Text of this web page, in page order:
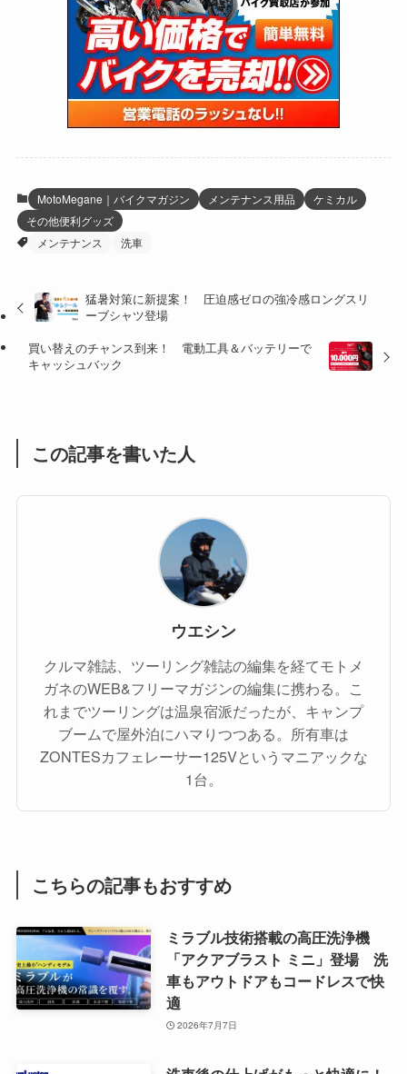
(12)
(63)
(109)
(47)
(15)
(5)
(6)
(17)
(5)
(131)
(21)
(61)
(98)
(13)
(60)
(274)
(171)
(38)
(47)
(59)
(47)
(204)
(34)
(35)
(41)
(19)
(12)
(16)
(20)
(16)
(1)
MotoMegane｜バイクマガジン メンテナンス用品
ケミカル
その他便利グッズ
メンテナンス
洗車
猛暑対策に新提案！ 圧迫感ゼロの強冷感ロングスリ
ーブシャツ登場
買い替えのチャンス到来！ 電動工具＆バッテリーで
キャッシュバック
この記事を書いた人
ウエシン
クルマ雑誌、ツーリング雑誌の編集を経てモトメ
ガネのWEB&フリーマガジンの編集に携わる。こ
れまでツーリングは温泉宿派だったが、キャンプ
ブームで屋外泊にハマりつつある。所有車は
ZONTESカフェレーサー125Vというマニアックな
1台。
こちらの記事もおすすめ
ミラブル技術搭載の高圧洗浄機
「アクアブラスト ミニ」登場 洗
車もアウトドアもコードレスで快
適
2026年7月7日